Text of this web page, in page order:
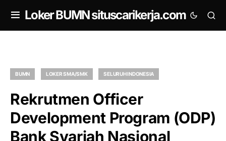
Loker BUMN situscarikerja.com
BUMN LOKER SMA/SMK SELURUH INDONESIA
Rekrutmen Officer
Development Program (ODP)
Bank Syariah Nasional